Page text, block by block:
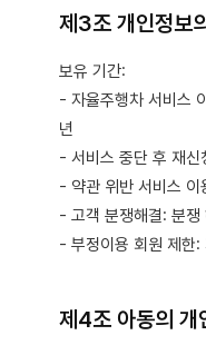
제3조 개인정보
보유 기간:
- 자율주행차 서비스
년
- 서비스 중단 후 재신
- 약관 위반 서비스 이
- 고객 분쟁해결: 분쟁
- 부정이용 회원 제한:
제4조 아동의 개